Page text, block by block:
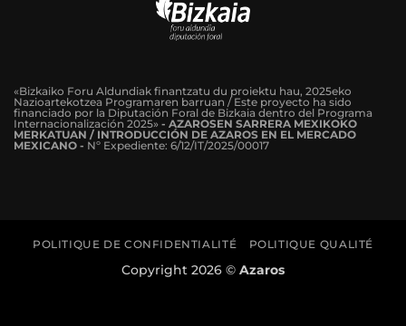
«Bizkaiko Foru Aldundiak finantzatu du proiektu hau, 2025eko
Nazioartekotzea Programaren barruan / Este proyecto ha sido
financiado por la Diputación Foral de Bizkaia dentro del Programa
Internacionalización 2025» - AZAROSEN SARRERA MEXIKOKO
MERKATUAN / INTRODUCCIÓN DE AZAROS EN EL MERCADO
MEXICANO - Nº Expediente: 6/12/IT/2025/00017
POLITIQUE DE CONFIDENTIALITÉ POLITIQUE QUALITÉ
Copyright 2026 © Azaros